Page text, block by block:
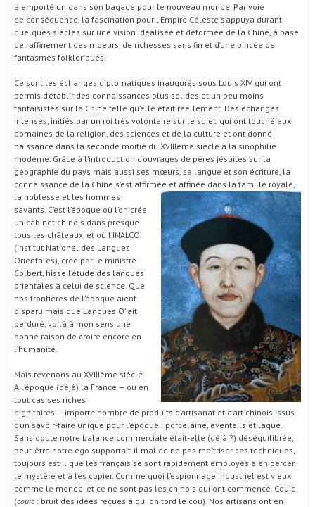
a emporté un dans son bagage pour le nouveau monde. Par voie
de conséquence, la fascination pour l’Empire Céleste s’appuya durant
quelques siècles sur une vision idéalisée et déformée de la Chine, à base
de raffinement des moeurs, de richesses sans fin et d’une pincée de
fantasmes folkloriques.
Ce sont les échanges diplomatiques inaugurés sous Louis XIV qui ont
permis d’établir des connaissances plus solides et un peu moins
fantaisistes sur la Chine telle qu’elle était réellement. Des échanges
intenses, initiés par un roi très volontaire sur le sujet, qui ont touché aux
domaines de la religion, des sciences et de la culture et ont donné
naissance dans la seconde moitié du XVIIIème siècle à la sinophilie
moderne. Grâce à l’introduction d’ouvrages de pères jésuites sur la
géographie du pays mais aussi ses mœurs, sa langue et son écriture, la
connaissance de la Chine s’est affirmée et affinée dans la famille royal e,
la noblesse et les hommes
savants. C’est l’époque où l’on crée
un cabinet chinois dans presque
tous les châteaux, et où l’INALCO
(Institut National des Langues
Orientales), créé par le ministre
Colbert, hisse l’étude des langues
orientales à celui de science. Que
nos frontières de l’époque aient
disparu mais que Langues O’ ait
perduré, voilà à mon sens une
bonne raison de croire encore en
l’humanité.
Mais revenons au XVIIIème siècle.
A l’époque (déjà) la France — ou en
tout cas ses riches
dignitaires — importe nombre de produits d’artisanat et d’art chinois issus
d’un savoir-faire unique pour l’époque : porcelaine, éventails et laque.
Sans doute notre balance commerciale était-elle (déjà ?) déséquilibrée,
peut-être notre ego supportait-il mal de ne pas maîtriser ces techniques,
toujours est il que les français se sont rapidement employés à en percer
le mystère et à les copier. Comme quoi l’espionnage industriel est vieux
comme le monde, et ce ne sont pas les chinois qui ont commencé. Couic
(couic : bruit des idées reçues à qui on tord le cou). Nos artisans ont en